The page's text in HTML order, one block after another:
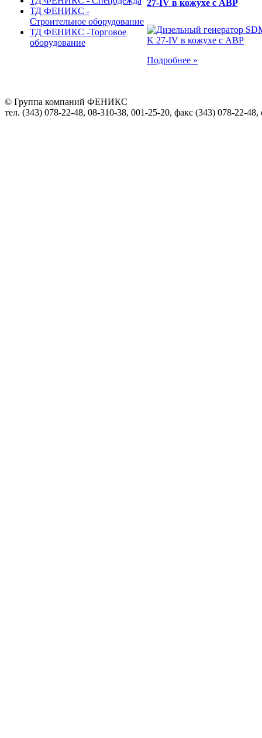
ТД ФЕНИКС -
Строительное оборудование
ТД ФЕНИКС -Торговое
оборудование
27-IV в кожухе с АВР
Подробнее »
© Группа компаний ФЕНИКС
тел. (343) 078-22-48, 08-310-38, 001-25-20, факс (343) 078-22-